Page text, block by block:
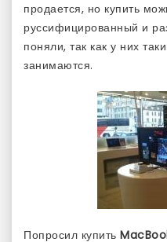
продается, но купить
руссифицированный и
поняли, так как у них
занимаются.
Попросил купить